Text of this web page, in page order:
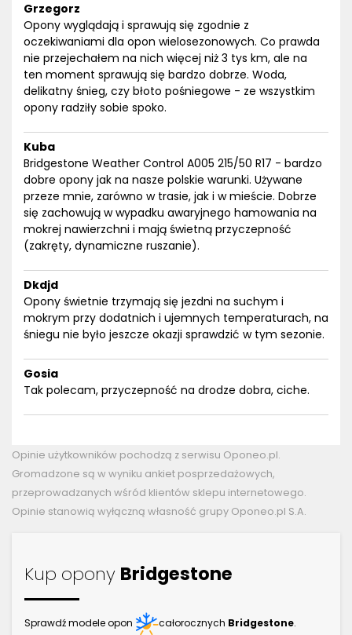
Grzegorz
Opony wyglądają i sprawują się zgodnie z
oczekiwaniami dla opon wielosezonowych. Co prawda
nie przejechałem na nich więcej niż 3 tys km, ale na
ten moment sprawują się bardzo dobrze. Woda,
delikatny śnieg, czy błoto pośniegowe - ze wszystkim
opony radziły sobie spoko.
Kuba
Bridgestone Weather Control A005 215/50 R17 - bardzo
dobre opony jak na nasze polskie warunki. Używane
przeze mnie, zarówno w trasie, jak i w mieście. Dobrze
się zachowują w wypadku awaryjnego hamowania na
mokrej nawierzchni i mają świetną przyczepność
(zakręty, dynamiczne ruszanie).
Dkdjd
Opony świetnie trzymają się jezdni na suchym i
mokrym przy dodatnich i ujemnych temperaturach, na
śniegu nie było jeszcze okazji sprawdzić w tym sezonie.
Gosia
Tak polecam, przyczepność na drodze dobra, ciche.
Opinie użytkowników pochodzą z serwisu Oponeo.pl.
Gromadzone są w wyniku ankiet posprzedażowych,
przeprowadzanych wśród klientów sklepu internetowego.
Opinie stanowią wyłączną własność grupy Oponeo.pl S.A.
Kup opony Bridgestone
Sprawdź modele opon całorocznych Bridgestone.